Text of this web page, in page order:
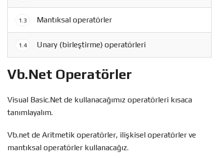
1.3 Mantıksal operatörler
1.4 Unary (birleştirme) operatörleri
Vb.Net Operatörler
Visual Basic.Net de kullanacağımız operatörleri kısaca
tanımlayalım.
Vb.net de Aritmetik operatörler, ilişkisel operatörler ve
mantıksal operatörler kullanacağız.